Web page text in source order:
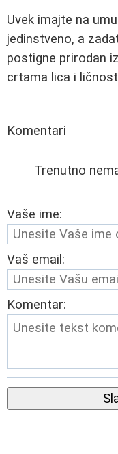
Uvek imajte na
jedinstveno, a
postigne prirodan
crtama lica i
Komentari
Trenutno
Vaše ime:
Vaš email:
Komentar: